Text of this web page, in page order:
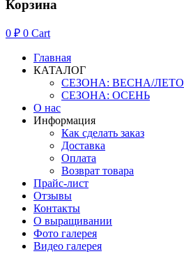
Корзина
0 ₽ 0 Cart
Главная
КАТАЛОГ
СЕЗОНА: ВЕСНА/ЛЕТО
СЕЗОНА: ОСЕНЬ
О нас
Информация
Как сделать заказ
Доставка
Оплата
Возврат товара
Прайс-лист
Отзывы
Контакты
О выращивании
Фото галерея
Видео галерея